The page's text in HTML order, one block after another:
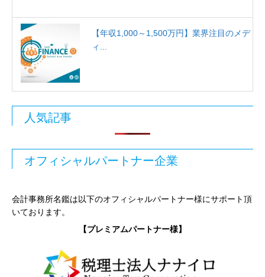
【年収1,000～1,500万円】業界注目のメデ
ィ...
人気記事
オフィシャルパートナー企業
会計事務所名鑑は以下のオフィシャルパートナー様にサポート頂
いております。
【プレミアムパートナー様】